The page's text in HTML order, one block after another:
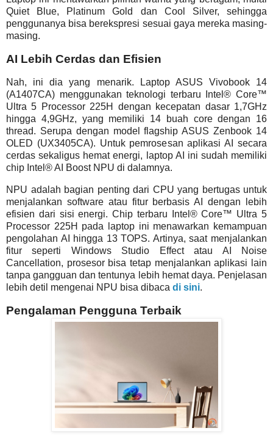
Quiet Blue, Platinum Gold dan Cool Silver, sehingga
penggunanya bisa berekspresi sesuai gaya mereka masing-
masing.
AI Lebih Cerdas dan Efisien
Nah, ini dia yang menarik. Laptop ASUS Vivobook 14
(A1407CA) menggunakan teknologi terbaru Intel® Core™
Ultra 5 Processor 225H dengan kecepatan dasar 1,7GHz
hingga 4,9GHz, yang memiliki 14 buah core dengan 16
thread. Serupa dengan model flagship ASUS Zenbook 14
OLED (UX3405CA). Untuk pemrosesan aplikasi AI secara
cerdas sekaligus hemat energi, laptop AI ini sudah memiliki
chip Intel® AI Boost NPU di dalamnya.
NPU adalah bagian penting dari CPU yang bertugas untuk
menjalankan software atau fitur berbasis AI dengan lebih
efisien dari sisi energi. Chip terbaru Intel® Core™ Ultra 5
Processor 225H pada laptop ini menawarkan kemampuan
pengolahan AI hingga 13 TOPS. Artinya, saat menjalankan
fitur seperti Windows Studio Effect atau AI Noise
Cancellation, prosesor bisa tetap menjalankan aplikasi lain
tanpa gangguan dan tentunya lebih hemat daya. Penjelasan
lebih detil mengenai NPU bisa dibaca di sini.
Pengalaman Pengguna Terbaik